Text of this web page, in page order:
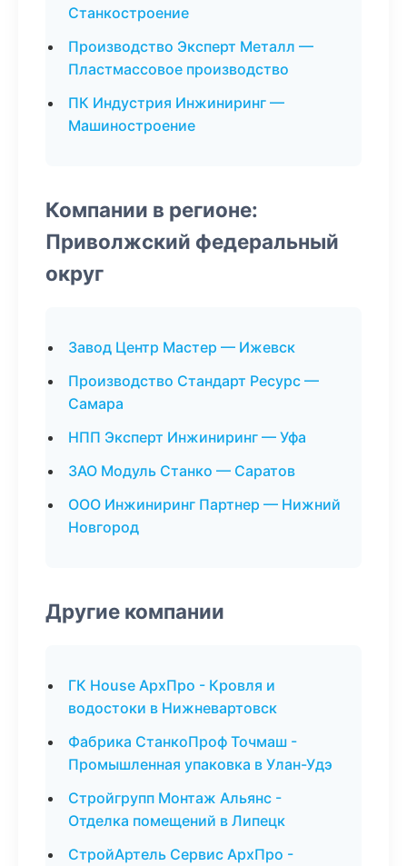
Станкостроение
Производство Эксперт Металл —
Пластмассовое производство
ПК Индустрия Инжиниринг —
Машиностроение
Компании в регионе:
Приволжский федеральный
округ
Завод Центр Мастер — Ижевск
Производство Стандарт Ресурс —
Самара
НПП Эксперт Инжиниринг — Уфа
ЗАО Модуль Станко — Саратов
ООО Инжиниринг Партнер — Нижний
Новгород
Другие компании
ГК House АрхПро - Кровля и
водостоки в Нижневартовск
Фабрика СтанкоПроф Точмаш -
Промышленная упаковка в Улан-Удэ
Стройгрупп Монтаж Альянс -
Отделка помещений в Липецк
СтройАртель Сервис АрхПро -